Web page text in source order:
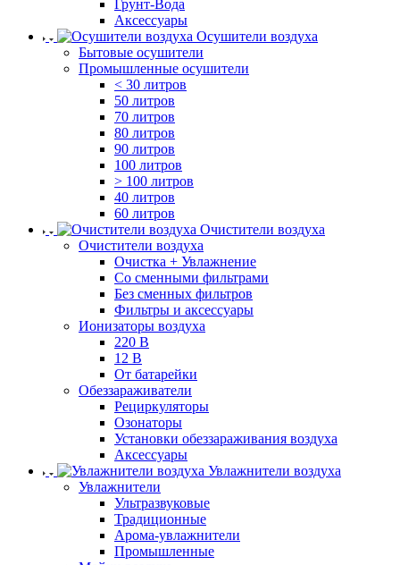
Грунт-Вода
Аксессуары
Осушители воздуха
Бытовые осушители
Промышленные осушители
< 30 литров
50 литров
70 литров
80 литров
90 литров
100 литров
> 100 литров
40 литров
60 литров
Очистители воздуха
Очистители воздуха
Очистка + Увлажнение
Cо сменными фильтрами
Без сменных фильтров
Фильтры и аксессуары
Ионизаторы воздуха
220 В
12 В
От батарейки
Обеззараживатели
Рециркуляторы
Озонаторы
Установки обеззараживания воздуха
Аксессуары
Увлажнители воздуха
Увлажнители
Ультразвуковые
Традиционные
Арома-увлажнители
Промышленные